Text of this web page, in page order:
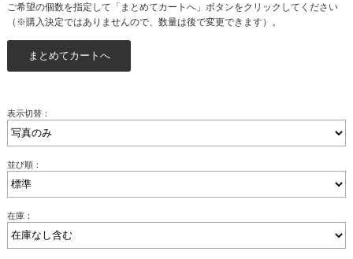
ご希望の個数を指定して「まとめてカートへ」ボタンをクリックしてください
（※購入決定ではありませんので、数量は後で変更できます）。
表示切替：
並び順：
在庫：